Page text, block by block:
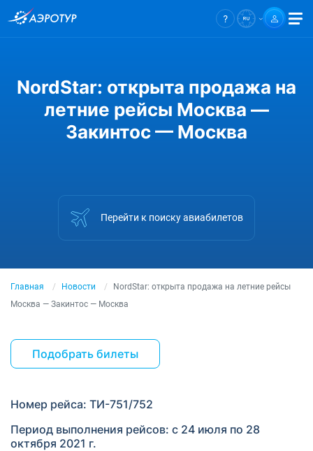
NordStar: открыта продажа на
летние рейсы Москва —
Закинтос — Москва
Перейти к поиску авиабилетов
Главная Новости
NordStar: открыта продажа на летние рейсы
Москва — Закинтос — Москва
Подобрать билеты
Номер рейса: ТИ-751/752
Период выполнения рейсов: с 24 июля по 28
октября 2021 г.